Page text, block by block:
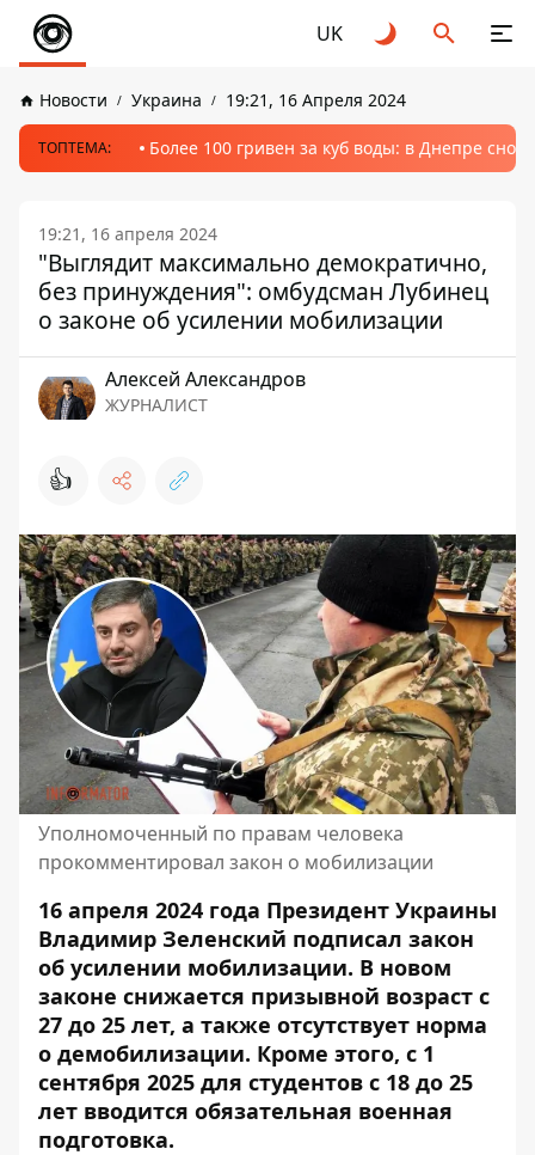
UK
Новости Украина 19:21, 16 Апреля 2024
ТОПТЕМА: Более 100 гривен за куб воды: в Днепре
19:21, 16 апреля 2024
"Выглядит максимально демократично,
без принуждения": омбудсман Лубинец
о законе об усилении мобилизации
Алексей Александров
ЖУРНАЛИСТ
👍
Уполномоченный по правам человека
прокомментировал закон о мобилизации
16 апреля 2024 года Президент Украины
Владимир Зеленский подписал закон
об усилении мобилизации. В новом
законе снижается призывной возраст с
27 до 25 лет, а также отсутствует норма
о демобилизации. Кроме этого, с 1
сентября 2025 для студентов с 18 до 25
лет вводится обязательная военная
подготовка.